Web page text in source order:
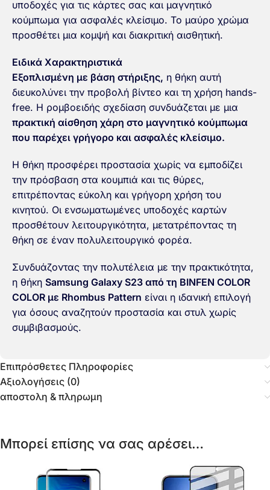
υποδοχές για τις κάρτες σας και μαγνητικό
κούμπωμα για ασφαλές κλείσιμο. Το μαύρο χρώμα
προσθέτει μια κομψή και διακριτική αισθητική.
Ειδικά Χαρακτηριστικά
Εξοπλισμένη με βάση στήριξης, η θήκη αυτή
διευκολύνει την προβολή βίντεο και τη χρήση hands-
free. Η ρομβοειδής σχεδίαση συνδυάζεται με μια
πρακτική αίσθηση χάρη στο μαγνητικό κούμπωμα
που παρέχει γρήγορο και ασφαλές κλείσιμο.
Η θήκη προσφέρει προστασία χωρίς να εμποδίζει
την πρόσβαση στα κουμπιά και τις θύρες,
επιτρέποντας εύκολη και γρήγορη χρήση του
κινητού. Οι ενσωματωμένες υποδοχές καρτών
προσθέτουν λειτουργικότητα, μετατρέποντας τη
θήκη σε έναν πολυλειτουργικό φορέα.
Συνδυάζοντας την πολυτέλεια με την πρακτικότητα,
η θήκη Samsung Galaxy S23 από τη BINFEN COLOR
COLOR με Rhombus Pattern είναι η ιδανική επιλογή
για όσους αναζητούν προστασία και στυλ χωρίς
συμβιβασμούς.
Επιπρόσθετες Πληροφορίες
Αξιολογήσεις (0)
αποστολη & πληρωμη
Μπορεί επίσης να σας αρέσει…